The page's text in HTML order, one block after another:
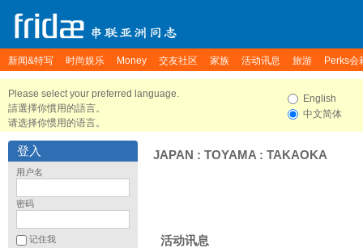
新闻&特写 时尚娱乐 Money 交友社区 家族 活动讯息 旅游 Perks会
Please select your preferred language.
請選擇你慣用的語言。
请选择你惯用的语言。
English
中文简体
登入
用户名
密码
记住我
JAPAN : TOYAMA : TAKAOKA
活动讯息